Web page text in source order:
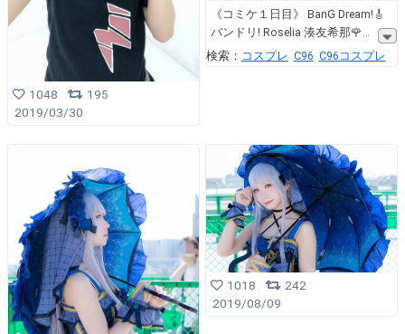
1048
195
2019/03/30
《コミケ１日目》 BanG Dream!🎸
バンドリ! Roselia 湊友希那🌹
検索： コスプレ C96 C96コスプレ
1018
242
2019/08/09